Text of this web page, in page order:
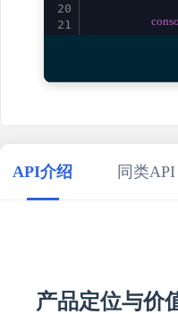
20
21
30
32
    }
catch
// 使用示例
API介绍 同类API
产品定位与价